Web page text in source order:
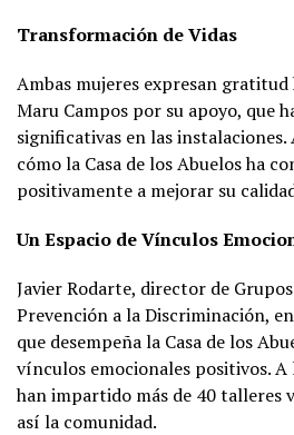
Transformación de Vidas
Ambas mujeres expresan
Maru Campos por su apoyo, que
significativas en las instalaciones.
cómo la Casa de los Abuelos ha
positivamente a mejorar su
Un Espacio de Vínculos
Javier Rodarte, director de
Prevención a la Discriminación,
que desempeña la Casa de los
vínculos emocionales positivos. A
han impartido más de 40 talleres
así la comunidad.